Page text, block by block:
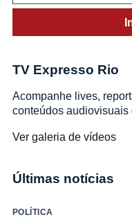
TV Expresso Rio
Acompanhe lives,
conteúdos audiovisuais
Ver galeria de vídeos
Últimas notícias
POLÍTICA